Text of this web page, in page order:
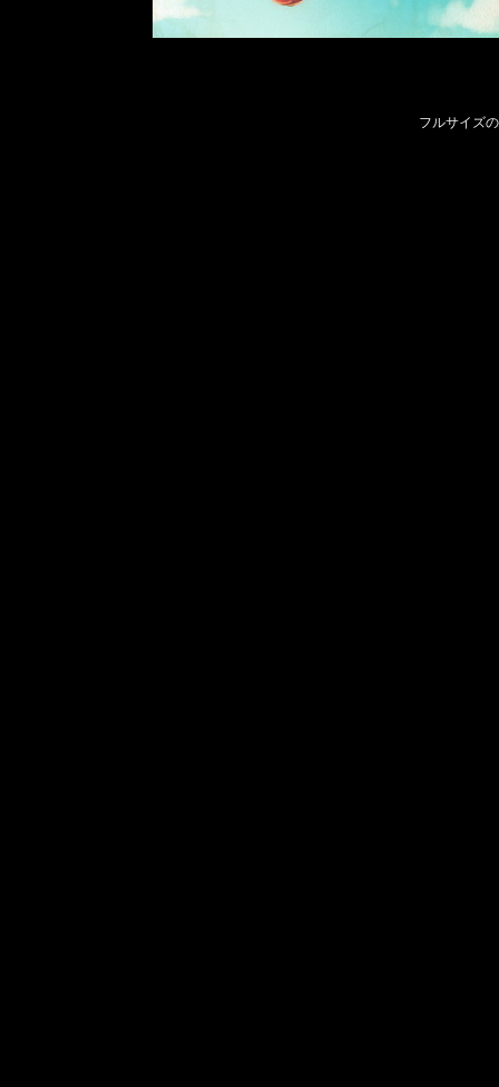
フルサイズ